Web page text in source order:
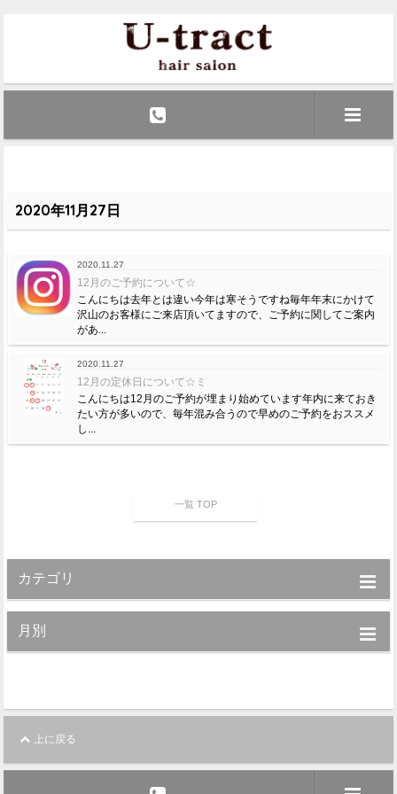
2020年11月27日
2020.11.27
12月のご予約について☆
こんにちは去年とは違い今年は寒そうですね毎年年末にかけて
沢山のお客様にご来店頂いてますので、ご予約に関してご案内
があ...
2020.11.27
12月の定休日について☆ミ
こんにちは12月のご予約が埋まり始めています年内に来ておき
たい方が多いので、毎年混み合うので早めのご予約をおススメ
し...
一覧 TOP
カテゴリ
月別
上に戻る